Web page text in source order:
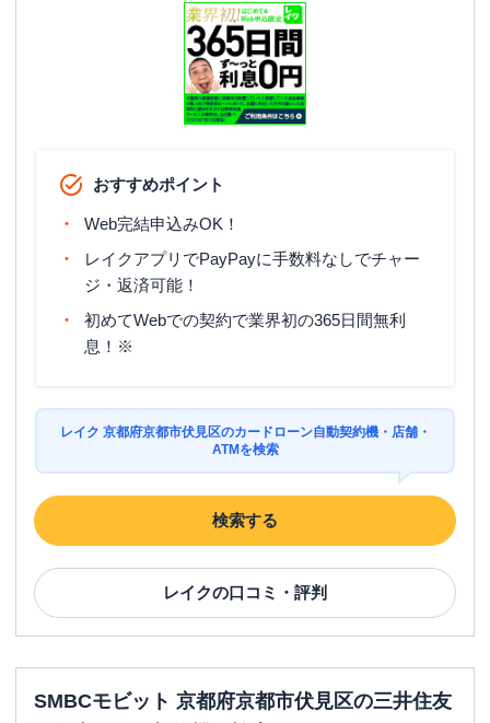
おすすめポイント
Web完結申込みOK！
レイクアプリでPayPayに手数料なしでチャー
ジ・返済可能！
初めてWebでの契約で業界初の365日間無利
息！※
レイク 京都府京都市伏見区のカードローン自動契約機・店舗・
ATMを検索
検索する
レイクの口コミ・評判
SMBCモビット 京都府京都市伏見区の三井住友